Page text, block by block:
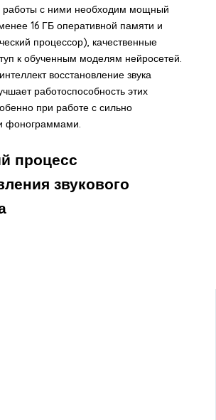
работы с ними необходим мощный
16 ГБ оперативной памяти и
процессор), качественные
к обученным моделям нейросетей.
восстановление звука
работоспособность этих
при работе с сильно
фонограммами.
процесс
звукового